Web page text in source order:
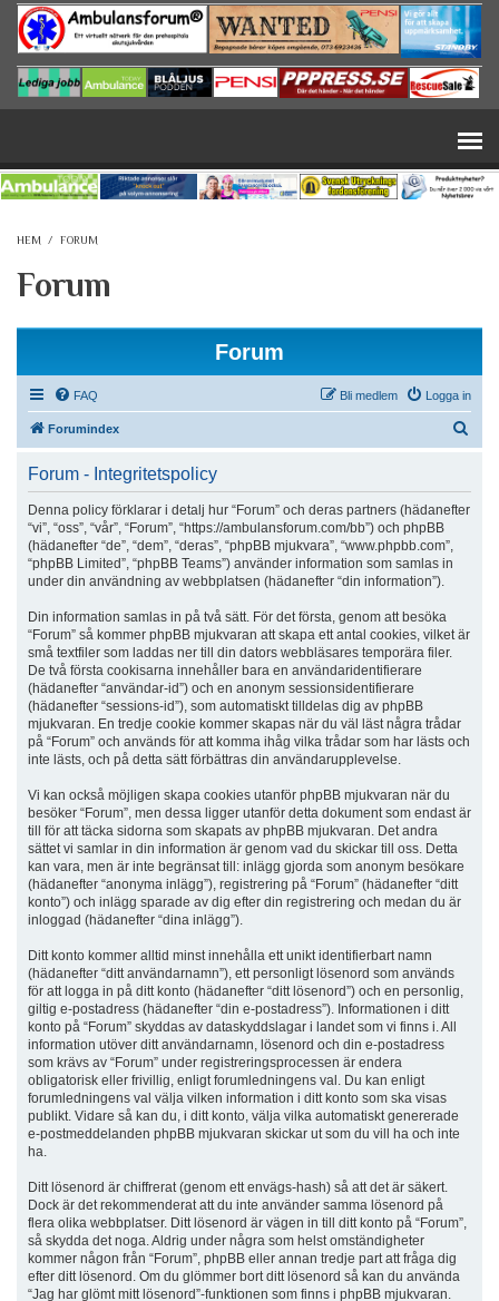
Hoppa till huvudinnehåll
HEM / FORUM
Forum